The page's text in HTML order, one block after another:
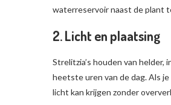
waterreservoir naast de plant
2. Licht en plaatsing
Strelitzia’s houden van
heetste uren van de dag. Als
licht kan krijgen zonder